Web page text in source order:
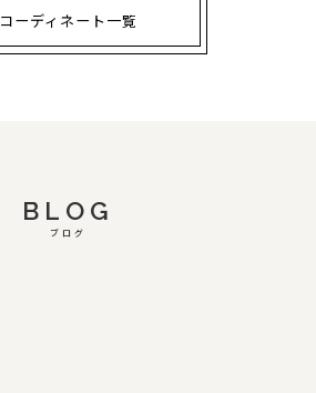
コーディネート一覧
BLOG
ブログ